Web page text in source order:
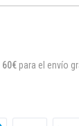
60€ para el envío